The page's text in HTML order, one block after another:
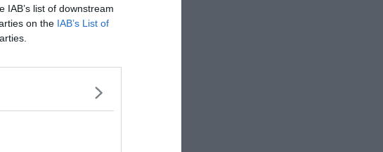
list of downstream
on the IAB’s List of